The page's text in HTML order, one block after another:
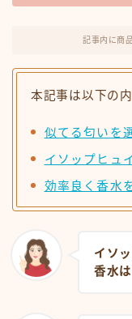
記事内に商
本記事は以下の
似てる匂いを
イソップヒュ
効率良く香水
イソ
香水